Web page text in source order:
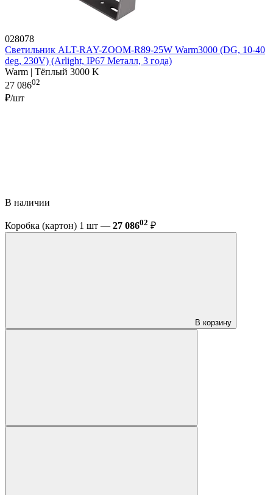
028078
Светильник ALT-RAY-ZOOM-R89-25W Warm3000 (DG, 10-40
deg, 230V) (Arlight, IP67 Металл, 3 года)
Warm | Тёплый 3000 K
27 08602
₽/шт
В наличии
Коробка (картон) 1 шт — 27 08602 ₽
В корзину